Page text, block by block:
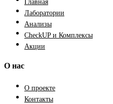
Главная
Лаборатории
Анализы
CheckUP и Комплексы
Акции
О нас
О проекте
Контакты